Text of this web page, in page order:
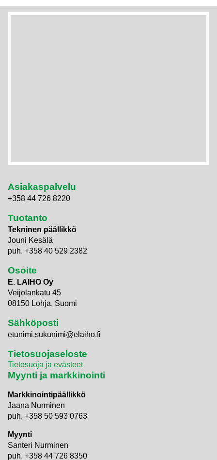
Asiakaspalvelu
+358 44 726 8220
Tuotanto
Tekninen päällikkö
Jouni Kesälä
puh. +358 40 529 2382
Osoite
E. LAIHO Oy
Veijolankatu 45
08150 Lohja, Suomi
Sähköposti
etunimi.sukunimi@elaiho.fi
Tietosuojaseloste
Tietosuoja ja evästeet
Myynti ja markkinointi
Markkinointipäällikkö
Jaana Nurminen
puh. +358 50 593 0763
Myynti
Santeri Nurminen
puh. +358 44 726 8350